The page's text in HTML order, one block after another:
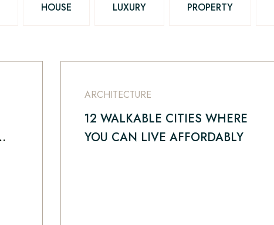
HOUSE LUXURY PROPERTY
ARCHITECTURE
12 WALKABLE CITIES WHERE
YOU CAN LIVE AFFORDABLY